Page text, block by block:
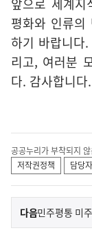
앞으로 세계지
평화와 인류의
하기 바랍니다
리고, 여러분
다. 감사합니다.
공공누리가 부착되지
저작권정책
담당
이
전
다음기
사
민주평통 미